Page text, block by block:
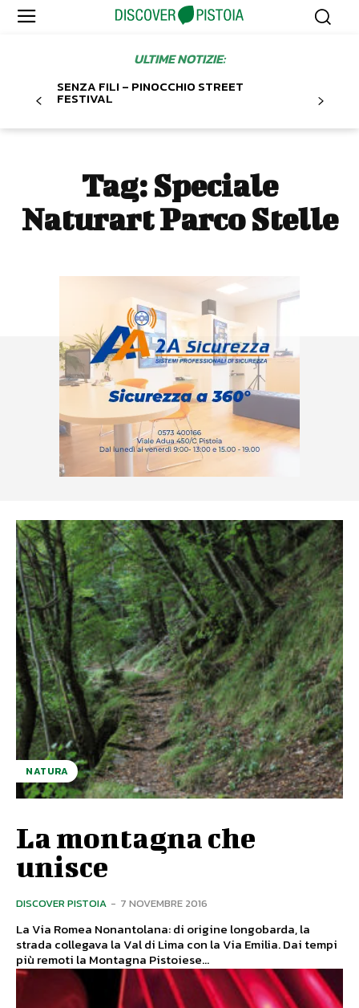
ULTIME NOTIZIE:
SENZA FILI – PINOCCHIO STREET
FESTIVAL
Tag: Speciale
Naturart Parco Stelle
NATURA
La montagna che
unisce
DISCOVER PISTOIA - 7 NOVEMBRE 2016
La Via Romea Nonantolana: di origine longobarda, la
strada collegava la Val di Lima con la Via Emilia. Dai tempi
più remoti la Montagna Pistoiese...